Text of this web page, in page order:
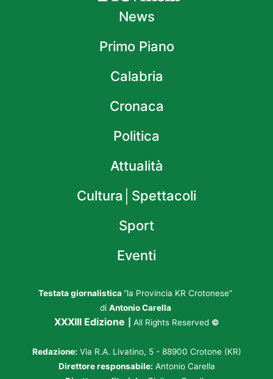
News
Primo Piano
Calabria
Cronaca
Politica
Attualità
Cultura│Spettacoli
Sport
Eventi
Testata giornalistica “la Provincia KR Crotonese”
di Antonio Carella
XXXIII Edizione All Rights Reserved ©
Redazione: Via R.A. Livatino, 5 - 88900 Crotone (KR)
Direttore responsabile: Antonio Carella